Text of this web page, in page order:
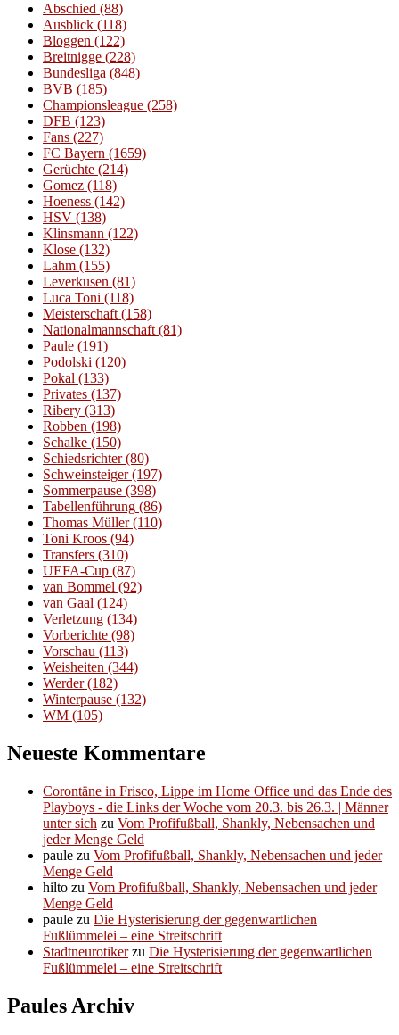
Abschied (88)
Ausblick (118)
Bloggen (122)
Breitnigge (228)
Bundesliga (848)
BVB (185)
Championsleague (258)
DFB (123)
Fans (227)
FC Bayern (1659)
Gerüchte (214)
Gomez (118)
Hoeness (142)
HSV (138)
Klinsmann (122)
Klose (132)
Lahm (155)
Leverkusen (81)
Luca Toni (118)
Meisterschaft(158)
Nationalmannschaft(81)
Paule (191)
Podolski (120)
Pokal (133)
Privates (137)
Ribery (313)
Robben (198)
Schalke (150)
Schiedsrichter(80)
Schweinsteiger(197)
Sommerpause (398)
Tabellenführung (86)
Thomas Müller(110)
Toni Kroos (94)
Transfers (310)
UEFA-Cup (87)
van Bommel (92)
van Gaal (124)
Verletzung (134)
Vorberichte (98)
Vorschau (113)
Weisheiten (344)
Werder(182)
Winterpause (132)
WM (105)
Neueste Kommentare
Corontäne in Frisco, Lippe im Home Office und das Ende des
Playboys - die Links der Woche vom 20.3. bis 26.3. | Männer
unter sich zu Vom Profifußball, Shankly, Nebensachen und
jeder Menge Geld
paule zu Vom Profifußball, Shankly, Nebensachen und jeder
Menge Geld
hilto zu Vom Profifußball, Shankly, Nebensachen und jeder
Menge Geld
paule zu Die Hysterisierung der gegenwartlichen
Fußlümmelei – eine Streitschrift
Stadtneurotikerzu Die Hysterisierung der gegenwartlichen
Fußlümmelei – eine Streitschrift
Paules Archiv